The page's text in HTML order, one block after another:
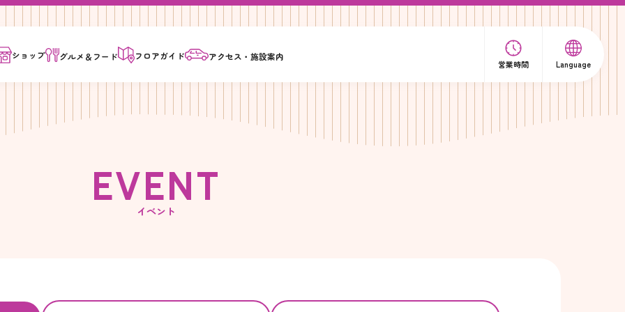
ショップ グルメ＆ フード フロアガイド アクセス・施設案内
営業時間 Language
EVENT
イベント